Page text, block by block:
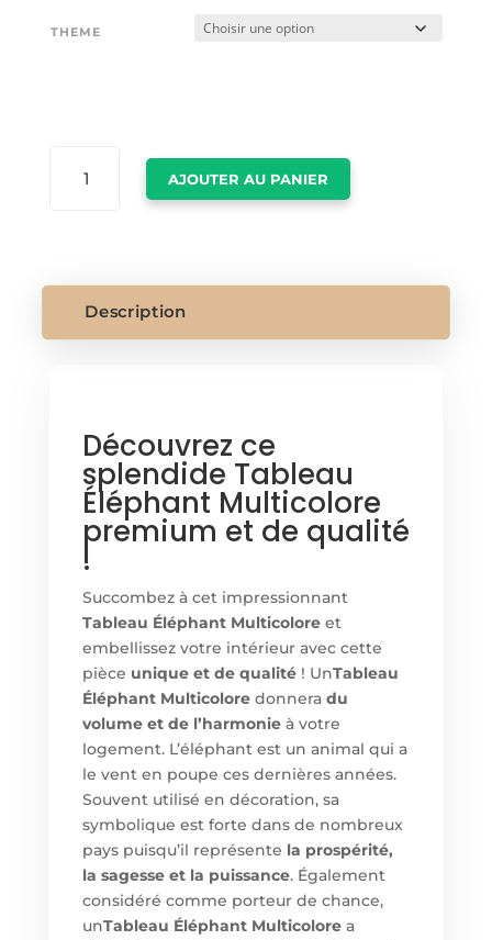
THEME
AJOUTER AU PANIER
Description
Découvrez ce
splendide Tableau
Éléphant Multicolore
premium et de qualité
!
Succombez à cet impressionnant
Tableau Éléphant Multicoloreet
embellissez votre intérieur avec cette
pièce unique et de qualité! UnTableau
Éléphant Multicoloredonnera du
volume et de l’harmonieà votre
logement. L’éléphant est un animal qui a
le vent en poupe ces dernières années.
Souvent utilisé en décoration, sa
symbolique est forte dans de nombreux
pays puisqu’il représente la prospérité,
la sagesse et la puissance. Également
considéré comme porteur de chance,
unTableau Éléphant Multicolorea